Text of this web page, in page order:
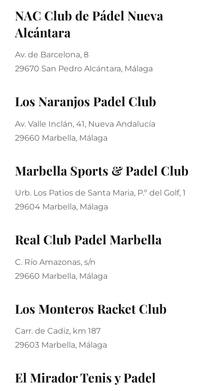
NAC Club de Pádel Nueva
Alcántara
Av. de Barcelona, 8
29670 San Pedro Alcántara, Málaga
Los Naranjos Padel Club
Av. Valle Inclán, 41, Nueva Andalucía
29660 Marbella, Málaga
Marbella Sports & Padel Club
Urb. Los Patios de Santa Maria, P.º del Golf, 1
29604 Marbella, Málaga
Real Club Padel Marbella
C. Río Amazonas, s/n
29660 Marbella, Málaga
Los Monteros Racket Club
Carr. de Cadiz, km 187
29603 Marbella, Málaga
El Mirador Tenis y Padel